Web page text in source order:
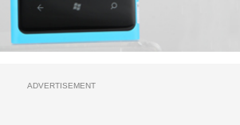
ADVERTISEMENT